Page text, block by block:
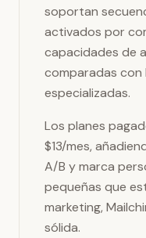
soportan
activados por
capacidades de
comparadas con
especializadas.
Los planes
$13/mes,
A/B y marca
pequeñas que
marketing,
sólida.